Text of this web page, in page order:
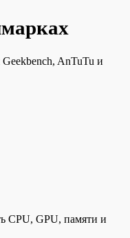
Geekbench, AnTuTu и
CPU, GPU, памяти и